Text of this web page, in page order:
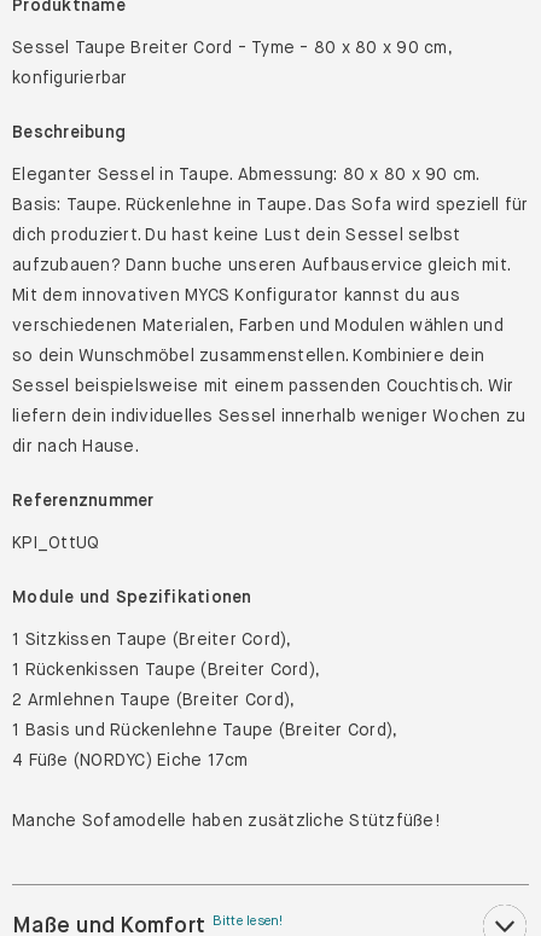
Produktname
Sessel Taupe Breiter Cord - Tyme - 80 x 80 x 90 cm,
konfigurierbar
Beschreibung
Eleganter Sessel in Taupe. Abmessung: 80 x 80 x 90 cm.
Basis: Taupe. Rückenlehne in Taupe. Das Sofa wird speziell für
dich produziert. Du hast keine Lust dein Sessel selbst
aufzubauen? Dann buche unseren Aufbauservice gleich mit.
Mit dem innovativen MYCS Konfigurator kannst du aus
verschiedenen Materialen, Farben und Modulen wählen und
so dein Wunschmöbel zusammenstellen. Kombiniere dein
Sessel beispielsweise mit einem passenden Couchtisch. Wir
liefern dein individuelles Sessel innerhalb weniger Wochen zu
dir nach Hause.
Referenznummer
KPI_OttUQ
Module und Spezifikationen
1 Sitzkissen Taupe (Breiter Cord),
1 Rückenkissen Taupe (Breiter Cord),
2 Armlehnen Taupe (Breiter Cord),
1 Basis und Rückenlehne Taupe (Breiter Cord),
4 Füße (NORDYC) Eiche 17cm
Manche Sofamodelle haben zusätzliche Stützfüße!
Maße und Komfort Bitte lesen!